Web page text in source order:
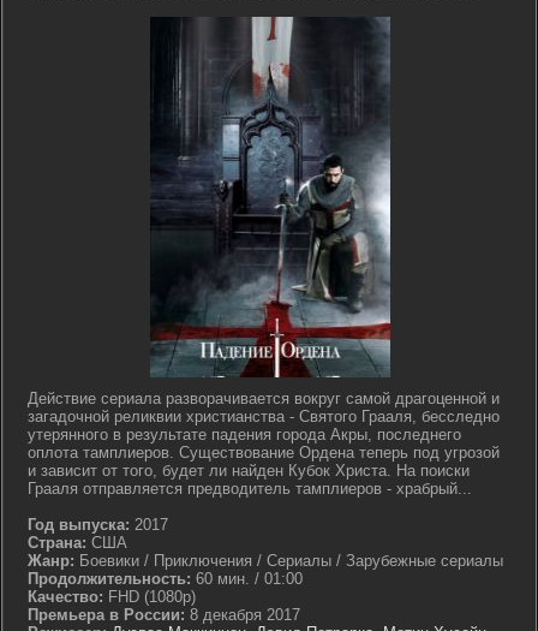
Действие сериала разворачивается вокруг самой драгоценной и
загадочной реликвии христианства - Святого Грааля, бесследно
утерянного в результате падения города Акры, последнего
оплота тамплиеров. Существование Ордена теперь под угрозой
и зависит от того, будет ли найден Кубок Христа. На поиски
Грааля отправляется предводитель тамплиеров - храбрый...
Год выпуска: 2017
Страна: США
Жанр: Боевики / Приключения / Сериалы / Зарубежные сериалы
Продолжительность: 60 мин. / 01:00
Качество: FHD (1080p)
Премьера в России: 8 декабря 2017